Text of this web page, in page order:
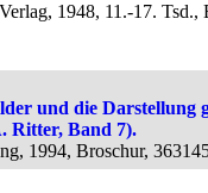
1948, 11.-17. Tsd.,
und die
Ritter, Band 7).
1994, Broschur,